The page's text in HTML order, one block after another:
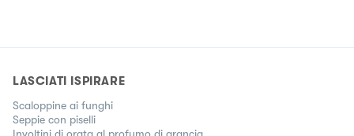
LASCIATI ISPIRARE
Scaloppine ai funghi
Seppie con piselli